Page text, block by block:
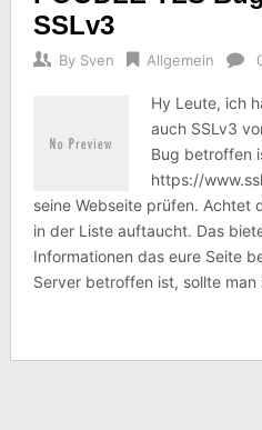
SSLv3
By Sven Allgemein
Hy Leute, ich
auch SSLv3
Bug betroffen
https://
seine Webseite prüfen. Achtet
in der Liste auftaucht. Das
Informationen das eure Seite
Server betroffen ist, sollte man